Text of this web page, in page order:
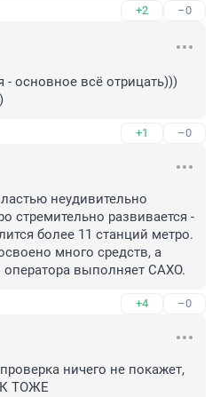
+2 –0
- основное всё отрицать)))
+1 –0
неудивительно
стремительно развивается -
более 11 станций метро.
много средств, а
оператора выполняет САХО.
+4 –0
ничего не покажет,
ТОЖЕ